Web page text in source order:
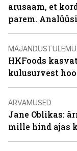
arusaam, et
parem.
HKFoods
kulusurvest
ARVAMUSED
Jane Oblikas:
mille hind ajas